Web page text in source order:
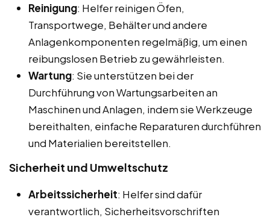
Reinigung: Helfer reinigen Öfen,
Transportwege, Behälter und andere
Anlagenkomponenten regelmäßig, um einen
reibungslosen Betrieb zu gewährleisten.
Wartung: Sie unterstützen bei der
Durchführung von Wartungsarbeiten an
Maschinen und Anlagen, indem sie Werkzeuge
bereithalten, einfache Reparaturen durchführen
und Materialien bereitstellen.
Sicherheit und Umweltschutz
Arbeitssicherheit: Helfer sind dafür
verantwortlich, Sicherheitsvorschriften